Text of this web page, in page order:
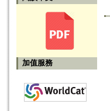
加值服務